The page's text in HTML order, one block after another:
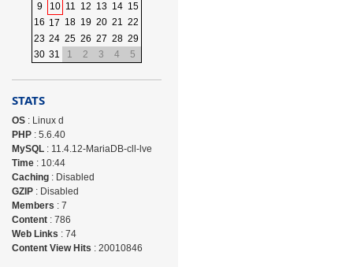
9
10 11 12 13 14 15
16 17 18 19 20 21 22
23 24 25 26 27 28 29
30 31 1 2 3 4 5
STATS
OS: Linux d
PHP: 5.6.40
MySQL: 11.4.12-MariaDB-cll-lve
Time: 10:44
Caching: Disabled
GZIP: Disabled
Members : 7
Content: 786
Web Links : 74
Content View Hits : 20010846